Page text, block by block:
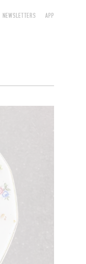
NEWSLETTERS APP